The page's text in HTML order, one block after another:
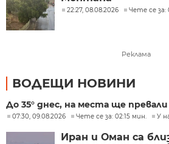
22:27, 08.08.2026 Чете се за:
Реклама
ВОДЕЩИ НОВИНИ
До 35° днес, на места ще
07:30, 09.08.2026 Чете се за: 02:15 мин. У
Иран и Оман са